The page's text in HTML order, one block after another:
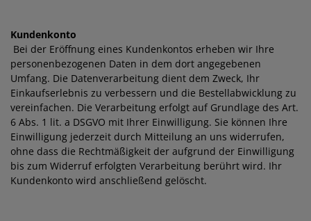
Kundenkonto
Bei der Eröffnung eines Kundenkontos erheben wir Ihre
personenbezogenen Daten in dem dort angegebenen
Umfang. Die Datenverarbeitung dient dem Zweck, Ihr
Einkaufserlebnis zu verbessern und die Bestellabwicklung zu
vereinfachen. Die Verarbeitung erfolgt auf Grundlage des Art.
6 Abs. 1 lit. a DSGVO mit Ihrer Einwilligung. Sie können Ihre
Einwilligung jederzeit durch Mitteilung an uns widerrufen,
ohne dass die Rechtmäßigkeit der aufgrund der Einwilligung
bis zum Widerruf erfolgten Verarbeitung berührt wird. Ihr
Kundenkonto wird anschließend gelöscht.